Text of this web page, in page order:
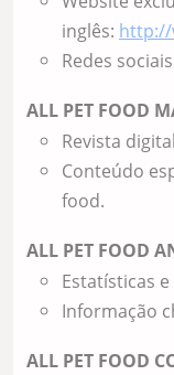
inglês: http://
Redes
ALL PET FOOD
Revista
Conteúdo
food.
ALL PET FOOD
Estatísticas
Informação
ALL PET FOOD